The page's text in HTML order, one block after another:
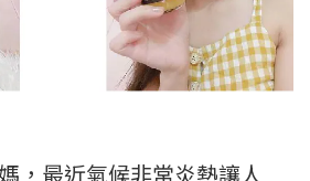
，最近氣候非常炎熱讓人